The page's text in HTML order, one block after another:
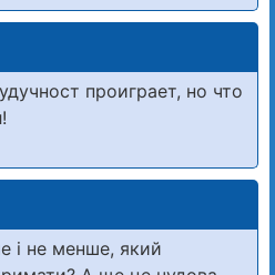
проиграет, но что
і не менше, який